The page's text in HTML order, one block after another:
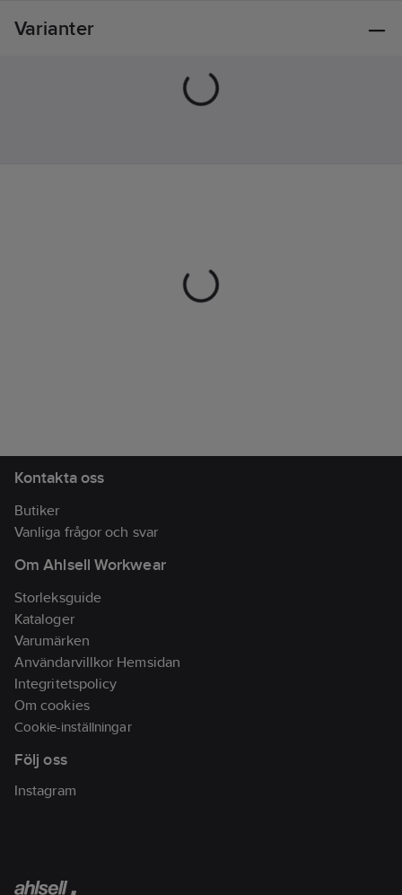
förvaring. Storleks
Varianter
Kontakta oss
Butiker
Vanliga frågor och svar
Om Ahlsell Workwear
Storleksguide
Kataloger
Varumärken
Användarvillkor Hemsidan
Integritetspolicy
Om cookies
Cookie-inställningar
Följ oss
Instagram